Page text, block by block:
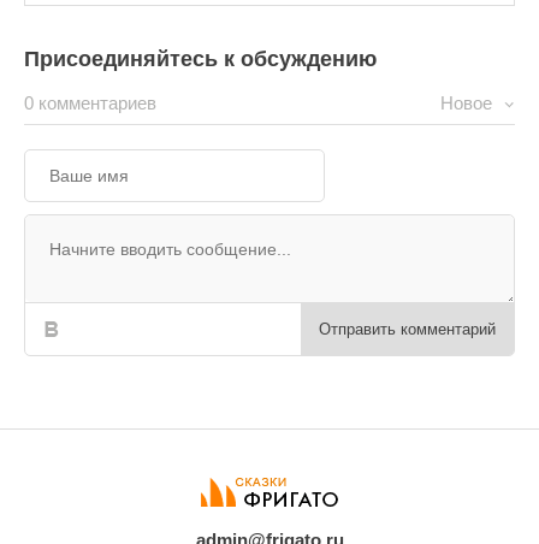
Присоединяйтесь к обсуждению
0 комментариев Новое
Отправить комментарий
admin@frigato.ru